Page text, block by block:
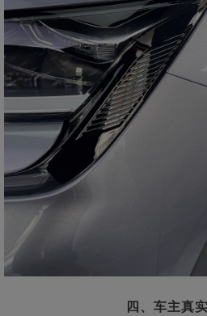
四、车主真